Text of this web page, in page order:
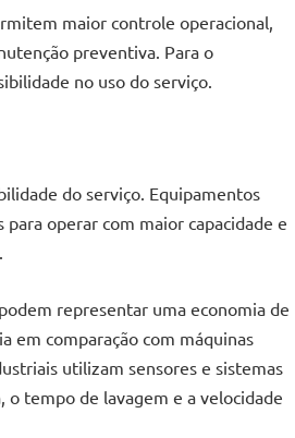
maior controle operacional,
preventiva. Para o
no uso do serviço.
do serviço. Equipamentos
operar com maior capacidade e
representar uma economia de
em comparação com máquinas
utilizam sensores e sistemas
tempo de lavagem e a velocidade